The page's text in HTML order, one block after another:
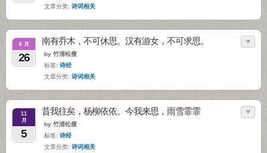
文章分类: 诗词相关
6 月
26
南有乔木，不可休思。汉有游女，不可求思。
by 竹清松瘦
标签: 诗经
文章分类: 诗词相关
11
月
5
昔我往矣，杨柳依依。今我来思，雨雪霏霏
by 竹清松瘦
标签: 诗经
文章分类: 诗词相关